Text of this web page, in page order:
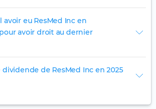
avoir eu ResMed Inc en
avoir droit au dernier
dividende de ResMed Inc en 2025